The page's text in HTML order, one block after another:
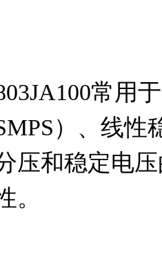
）、线性
压和稳定电
。